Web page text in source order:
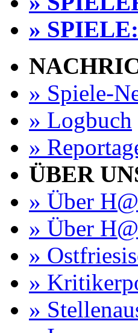
»
» Spiele-
» Logbuch
»
ÜBER
» Über
» Über
»
»
»